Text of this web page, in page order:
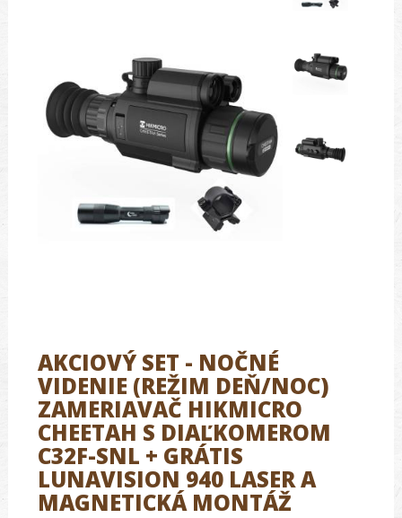
AKCIOVÝ SET - NOČNÉ
VIDENIE (REŽIM DEŇ/NOC)
ZAMERIAVAČ HIKMICRO
CHEETAH S DIAĽKOMEROM
C32F-SNL + GRÁTIS
LUNAVISION 940 LASER A
MAGNETICKÁ MONTÁŽ